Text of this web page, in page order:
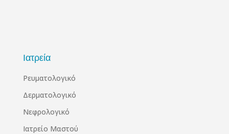
Ιατρεία
Ρευματολογικό
Δερματολογικό
Νεφρολογικό
Ιατρείο Μαστού